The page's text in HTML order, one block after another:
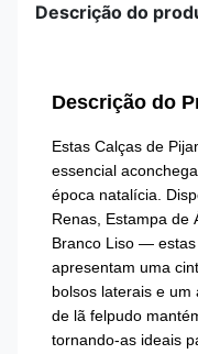
Descrição do
Descrição do
Estas Calças de
essencial
época natalícia.
Renas, Estampa de
Branco Liso —
apresentam uma
bolsos laterais e um
de lã felpudo
tornando-as ideais